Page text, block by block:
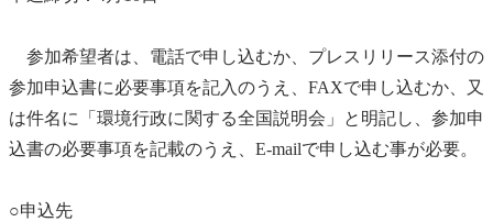
参加希望者は、電話で申し込むか、プレスリリース添付の
参加申込書に必要事項を記入のうえ、FAXで申し込むか、又
は件名に「環境行政に関する全国説明会」と明記し、参加申
込書の必要事項を記載のうえ、E-mailで申し込む事が必要。
○申込先